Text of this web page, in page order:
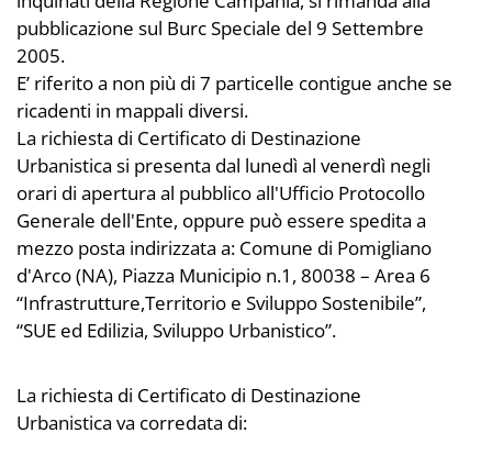
pubblicazione sul Burc Speciale del 9 Settembre
2005.
E’ riferito a non più di 7 particelle contigue anche se
ricadenti in mappali diversi.
La richiesta di Certificato di Destinazione
Urbanistica si presenta dal lunedì al venerdì negli
orari di apertura al pubblico all'Ufficio Protocollo
Generale dell'Ente, oppure può essere spedita a
mezzo posta indirizzata a: Comune di Pomigliano
d'Arco (NA), Piazza Municipio n.1, 80038 – Area 6
“Infrastrutture,Territorio e Sviluppo Sostenibile”,
“SUE ed Edilizia, Sviluppo Urbanistico”.
La richiesta di Certificato di Destinazione
Urbanistica va corredata di: